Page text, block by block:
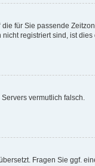
für Sie passende
registriert sind, ist dies
vermutlich falsch.
Fragen Sie ggf.